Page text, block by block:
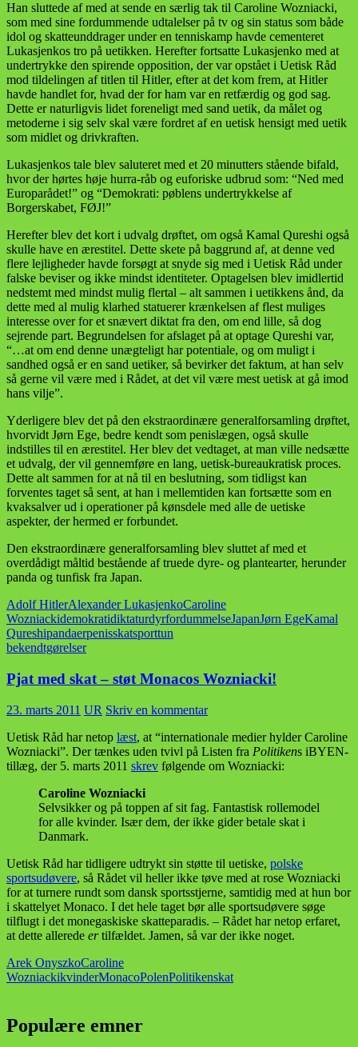
Han sluttede af med at sende en særlig tak til Caroline Wozniacki,
som med sine fordummende udtalelser på tv og sin status som både
idol og skatteunddrager under en tenniskamp havde cementeret
Lukasjenkos tro på uetikken. Herefter fortsatte Lukasjenko med at
undertrykke den spirende opposition, der var opstået i Uetisk Råd
mod tildelingen af titlen til Hitler, efter at det kom frem, at Hitler
havde handlet for, hvad der for ham var en retfærdig og god sag.
Dette er naturligvis lidet foreneligt med sand uetik, da målet og
metoderne i sig selv skal være fordret af en uetisk hensigt med uetik
som midlet og drivkraften.
Lukasjenkos tale blev saluteret med et 20 minutters stående bifald,
hvor der hørtes høje hurra-råb og euforiske udbrud som: “Ned med
Europarådet!” og “Demokrati: pøblens undertrykkelse af
Borgerskabet, FØJ!”
Herefter blev det kort i udvalg drøftet, om også Kamal Qureshi også
skulle have en ærestitel. Dette skete på baggrund af, at denne ved
flere lejligheder havde forsøgt at snyde sig med i Uetisk Råd under
falske beviser og ikke mindst identiteter. Optagelsen blev imidlertid
nedstemt med mindst mulig flertal – alt sammen i uetikkens ånd, da
dette med al mulig klarhed statuerer krænkelsen af flest muliges
interesse over for et snævert diktat fra den, om end lille, så dog
sejrende part. Begrundelsen for afslaget på at optage Qureshi var,
“…at om end denne unægteligt har potentiale, og om muligt i
sandhed også er en sand uetiker, så bevirker det faktum, at han selv
så gerne vil være med i Rådet, at det vil være mest uetisk at gå imod
hans vilje”.
Yderligere blev det på den ekstraordinære generalforsamling drøftet,
hvorvidt Jørn Ege, bedre kendt som penislægen, også skulle
indstilles til en ærestitel. Her blev det vedtaget, at man ville nedsætte
et udvalg, der vil gennemføre en lang, uetisk-bureaukratisk proces.
Dette alt sammen for at nå til en beslutning, som tidligst kan
forventes taget så sent, at han i mellemtiden kan fortsætte som en
kvaksalver ud i operationer på kønsdele med alle de uetiske
aspekter, der hermed er forbundet.
Den ekstraordinære generalforsamling blev sluttet af med et
overdådigt måltid bestående af truede dyre- og plantearter, herunder
panda og tunfisk fra Japan.
Adolf HitlerAlexander LukasjenkoCaroline
WozniackidemokratidiktaturdyrfordummelseJapanJørn EgeKamal
Qureshipandaerpenisskatsporttun
bekendtgørelser
Pjat med skat – støt Monacos Wozniacki!
23. marts 2011 UR Skriv en kommentar
Uetisk Råd har netop læst, at “internationale medier hylder Caroline
Wozniacki”. Der tænkes uden tvivl på Listen fra Politikens iBYEN-
tillæg, der 5. marts 2011 skrev følgende om Wozniacki:
Caroline Wozniacki
Selvsikker og på toppen af sit fag. Fantastisk rollemodel
for alle kvinder. Især dem, der ikke gider betale skat i
Danmark.
Uetisk Råd har tidligere udtrykt sin støtte til uetiske, polske
sportsudøvere, så Rådet vil heller ikke tøve med at rose Wozniacki
for at turnere rundt som dansk sportsstjerne, samtidig med at hun bor
i skatte­lyet Monaco. I det hele taget bør alle sports­udøvere søge
tilflugt i det monegaskiske skatte­paradis. – Rådet har netop erfaret,
at dette allerede ertilfældet. Jamen, så var der ikke noget.
Arek OnyszkoCaroline
WozniackikvinderMonacoPolenPolitikenskat
Populære emner